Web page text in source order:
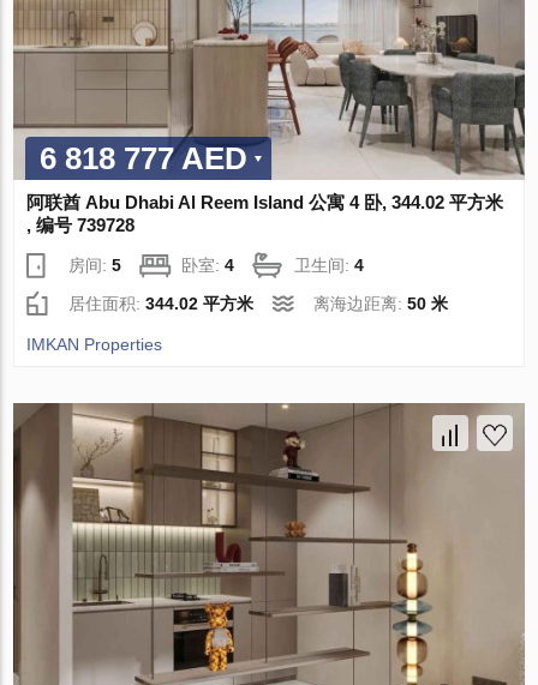
6 818 777 AED
阿联酋 Abu Dhabi Al Reem Island 公寓 4 卧, 344.02 平方米
, 编号 739728
房间:5 卧室:4 卫生间:4
居住面积:344.02 平方米 离海边距离:50 米
IMKAN Properties